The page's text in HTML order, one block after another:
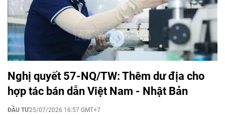
Nghị quyết 57-NQ/TW: Thêm dư địa cho
hợp tác bán dẫn Việt Nam - Nhật Bản
ĐẦU TƯ25/07/2026 16:57 GMT+7